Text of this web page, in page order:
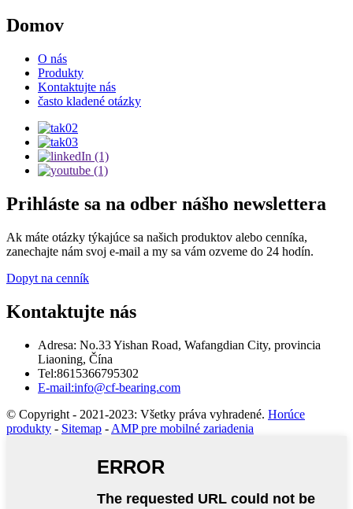
Domov
O nás
Produkty
Kontaktujte nás
často kladené otázky
Prihláste sa na odber nášho newslettera
Ak máte otázky týkajúce sa našich produktov alebo cenníka,
zanechajte nám svoj e-mail a my sa vám ozveme do 24 hodín.
Dopyt na cenník
Kontaktujte nás
Adresa: No.33 Yishan Road, Wafangdian City, provincia
Liaoning, Čína
Tel:8615366795302
E-mail:info@cf-bearing.com
© Copyright - 2021-2023: Všetky práva vyhradené. Horúce
produkty - Sitemap - AMP pre mobilné zariadenia